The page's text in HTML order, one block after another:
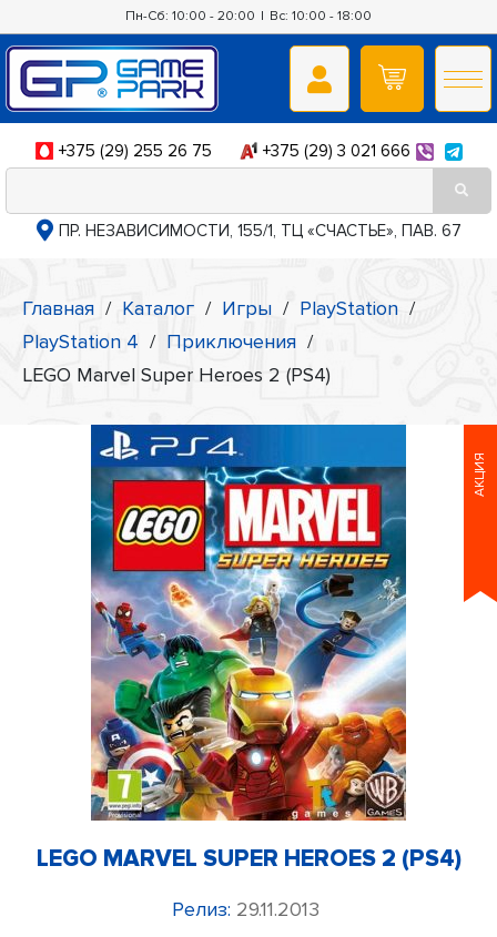
Пн-Сб: 10:00 - 20:00 | Вс: 10:00 - 18:00
+375 (29) 255 26 75 +375 (29) 3 021 666
ПР. НЕЗАВИСИМОСТИ, 155/1, ТЦ «СЧАСТЬЕ», ПАВ. 67
Главная / Каталог / Игры / PlayStation /
PlayStation 4 / Приключения /
LEGO Marvel Super Heroes 2 (PS4)
АКЦИЯ
LEGO MARVEL SUPER HEROES 2 (PS4)
Релиз: 29.11.2013